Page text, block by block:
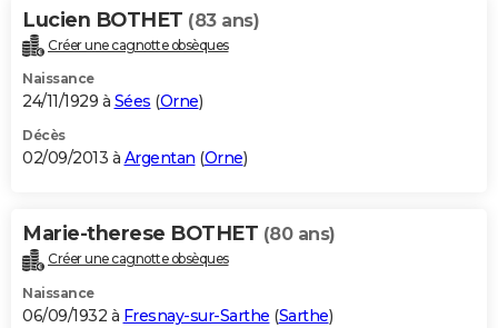
Lucien BOTHET (83 ans)
Créer une cagnotte obsèques
Naissance
24/11/1929 à Sées (Orne)
Décès
02/09/2013 à Argentan (Orne)
Marie-therese BOTHET (80 ans)
Créer une cagnotte obsèques
Naissance
06/09/1932 à Fresnay-sur-Sarthe (Sarthe)